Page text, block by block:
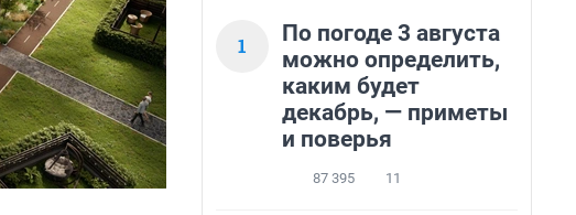
1
По погоде 3 августа
можно определить,
каким будет
декабрь, — приметы
и поверья
87 395 11